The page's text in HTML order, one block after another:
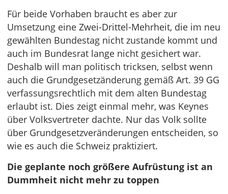
Für beide Vorhaben braucht es aber zur
Umsetzung eine Zwei-Drittel-Mehrheit, die im neu
gewählten Bundestag nicht zustande kommt und
auch im Bundesrat lange nicht gesichert war.
Deshalb will man politisch tricksen, selbst wenn
auch die Grundgesetzänderung gemäß Art. 39 GG
verfassungsrechtlich mit dem alten Bundestag
erlaubt ist. Dies zeigt einmal mehr, was Keynes
über Volksvertreter dachte. Nur das Volk sollte
über Grundgesetzveränderungen entscheiden, so
wie es auch die Schweiz praktiziert.
Die geplante noch größere Aufrüstung ist an
Dummheit nicht mehr zu toppen